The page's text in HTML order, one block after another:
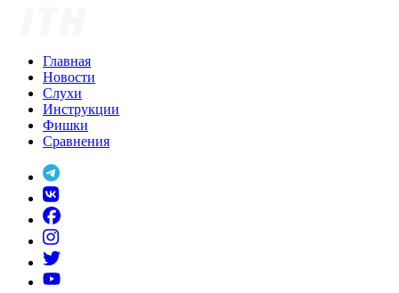
Главная
Новости
Слухи
Инструкции
Фишки
Сравнения